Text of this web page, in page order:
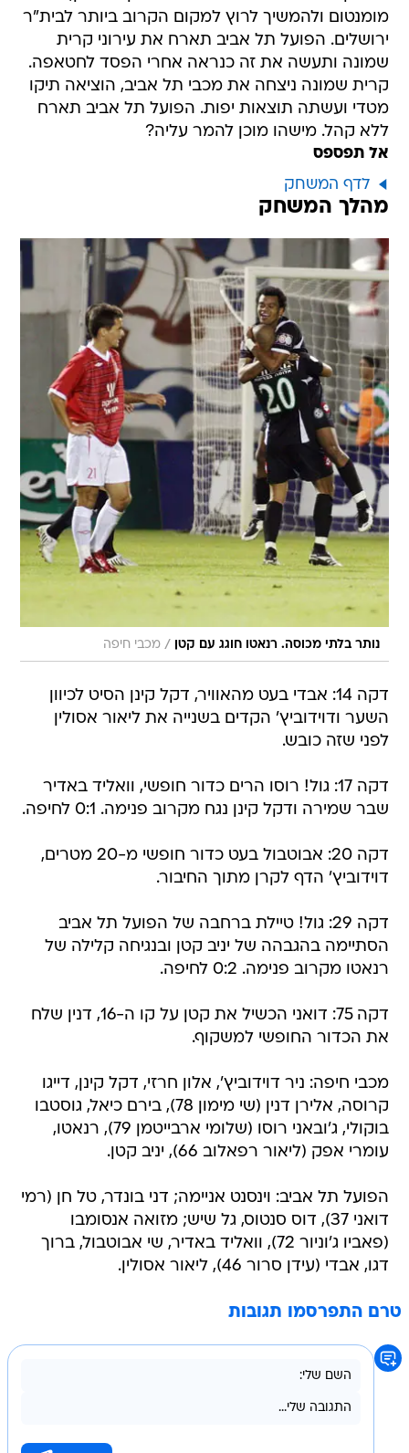
מומנטום ולהמשיך לרוץ למקום הקרוב ביותר לבית"ר
ירושלים. הפועל תל אביב תארח את עירוני קרית
שמונה ותעשה את זה כנראה אחרי הפסד לחטאפה.
קרית שמונה ניצחה את מכבי תל אביב, הוציאה תיקו
מטדי ועשתה תוצאות יפות. הפועל תל אביב תארח
ללא קהל. מישהו מוכן להמר עליה?
אל תפספס
לדף המשחק
מהלך המשחק
נותר בלתי מכוסה. רנאטו חוגג עם קטן / מכבי חיפה
דקה 14: אבדי בעט מהאוויר, דקל קינן הסיט לכיוון
השער ודוידוביץ' הקדים בשנייה את ליאור אסולין
לפני שזה כובש.
דקה 17: גול! רוסו הרים כדור חופשי, וואליד באדיר
שבר שמירה ודקל קינן נגח מקרוב פנימה. 0:1 לחיפה.
דקה 20: אבוטבול בעט כדור חופשי מ-20 מטרים,
דוידוביץ' הדף לקרן מתוך החיבור.
דקה 29: גול! טיילת ברחבה של הפועל תל אביב
הסתיימה בהגבהה של יניב קטן ובנגיחה קלילה של
רנאטו מקרוב פנימה. 0:2 לחיפה.
דקה 75: דואני הכשיל את קטן על קו ה-16, דנין שלח
את הכדור החופשי למשקוף.
מכבי חיפה: ניר דוידוביץ', אלון חרזי, דקל קינן, דייגו
קרוסה, אלירן דנין (שי מימון 78), בירם כיאל, גוסטבו
בוקולי, ג'ובאני רוסו (שלומי ארבייטמן 79), רנאטו,
עומרי אפק (ליאור רפאלוב 66), יניב קטן.
הפועל תל אביב: וינסנט אניימה; דני בונדר, טל חן (רמי
דואני 37), דוס סנטוס, גל שיש; מזואה אנסומבו
(פאביו ג'וניור 72), וואליד באדיר, שי אבוטבול, ברוך
דגו, אבדי (עידן סרור 46), ליאור אסולין.
טרם התפרסמו תגובות